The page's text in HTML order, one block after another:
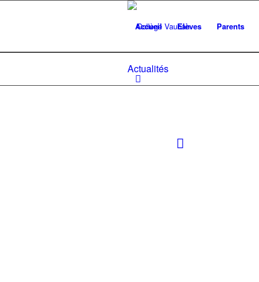
Accueil Elèves Parents
Actualités